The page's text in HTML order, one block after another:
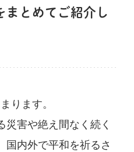
まとめてご紹介し
ります。
災害や絶え間なく続く
国内外で平和を祈るさ